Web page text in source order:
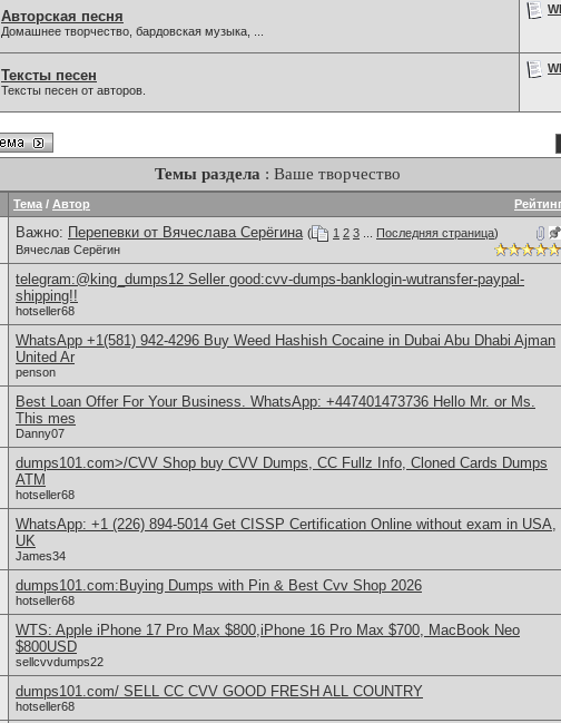
Авторская песня
Домашнее творчество, бардовская музыка, ...
Тексты песен
Тексты песен от авторов.
Темы раздела : Ваше творчество
Тема / Автор
Важно: Перепевки от Вячеслава Серёгина ( 1 2 3 Последняя страница)
Вячеслав Серёгин
telegram:@king_dumps12 Seller good:cvv-dumps-banklogin-wutransfer-paypal-
shipping!!
hotseller68
WhatsApp +1(581) 942-4296 Buy Weed Hashish Cocaine in Dubai Abu Dhabi Ajman
United Ar
penson
Best Loan Offer For Your Business. WhatsApp: +447401473736 Hello Mr. or Ms.
This mes
Danny07
dumps101.com>/CVV Shop buy CVV Dumps, CC Fullz Info, Cloned Cards Dumps
ATM
hotseller68
WhatsApp: +1 (226) 894-5014​ Get CISSP Certification Online without exam in USA,
UK
James34
dumps101.com:Buying Dumps with Pin & Best Cvv Shop 2026
hotseller68
WTS: Apple iPhone 17 Pro Max $800,iPhone 16 Pro Max $700, MacBook Neo
$800USD
sellcvvdumps22
dumps101.com/ SELL CC CVV GOOD FRESH ALL COUNTRY
hotseller68